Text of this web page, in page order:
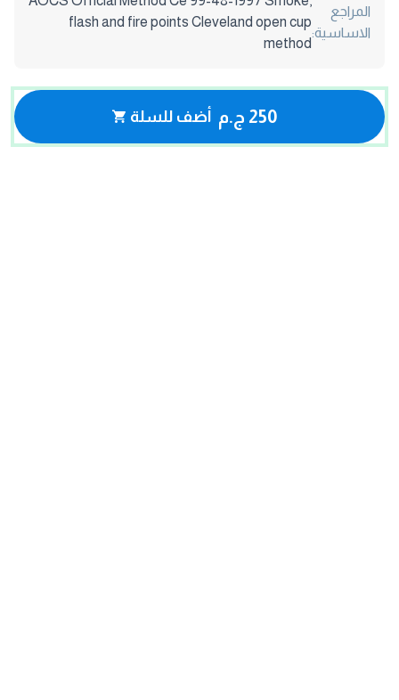
المراجع
الاساسية:
flash and fire points Cleveland open cup
method
250 ج.م أضف للسلة